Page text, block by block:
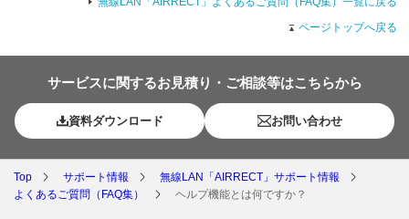
ページトップへ戻る
サービスに関するお見積り・ご相談等はこちらから
資料ダウンロード お問い合わせ
Top サポート情報
無線LAN「AIRRECT」サポート情報
よくあるご質問（FAQ集）
ヘルプ機能とは何ですか？